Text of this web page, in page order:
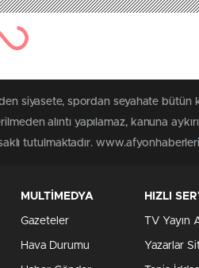
siyasete, spordan seyahate
alıntı yapılamaz, kanuna
tutulmaktadır.
MULTİMEDYA
Gazeteler
Hava Durumu
HIZLI
TV Yayın
Yazarlar